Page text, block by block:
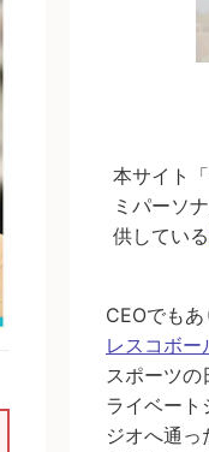
本サイト
ミパーソ
供している
CEOでも
レスコボー
スポーツの
ライベート
ジオへ通っ